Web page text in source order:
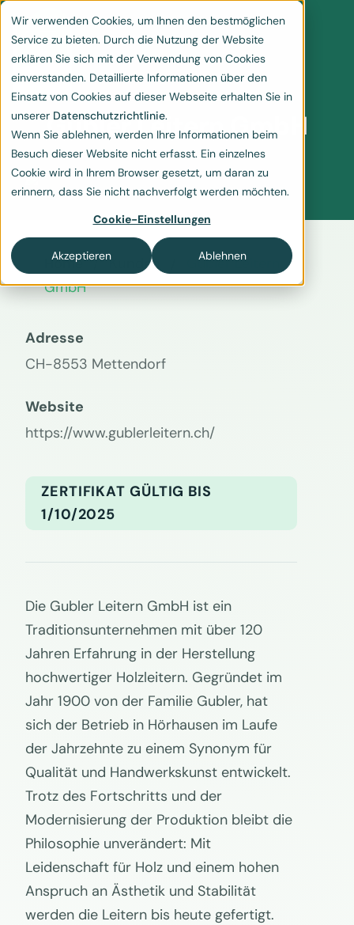
Wir verwenden Cookies, um Ihnen den bestmöglichen
Service zu bieten. Durch die Nutzung der Website
erklären Sie sich mit der Verwendung von Cookies
einverstanden. Detaillierte Informationen über den
Einsatz von Cookies auf dieser Webseite erhalten Sie in
unserer Datenschutzrichtlinie.
Wenn Sie ablehnen, werden Ihre Informationen beim
Besuch dieser Website nicht erfasst. Ein einzelnes
Cookie wird in Ihrem Browser gesetzt, um daran zu
erinnern, dass Sie nicht nachverfolgt werden möchten.
Cookie-Einstellungen
Akzeptieren Ablehnen
Gubler Leitern GmbH
Home Kunden
Gubler Leitern
GmbH
Adresse
CH-8553 Mettendorf
Website
https://www.gublerleitern.ch/
ZERTIFIKAT GÜLTIG BIS
1/10/2025
Die Gubler Leitern GmbH ist ein
Traditionsunternehmen mit über 120
Jahren Erfahrung in der Herstellung
hochwertiger Holzleitern. Gegründet im
Jahr 1900 von der Familie Gubler, hat
sich der Betrieb in Hörhausen im Laufe
der Jahrzehnte zu einem Synonym für
Qualität und Handwerkskunst entwickelt.
Trotz des Fortschritts und der
Modernisierung der Produktion bleibt die
Philosophie unverändert: Mit
Leidenschaft für Holz und einem hohen
Anspruch an Ästhetik und Stabilität
werden die Leitern bis heute gefertigt.